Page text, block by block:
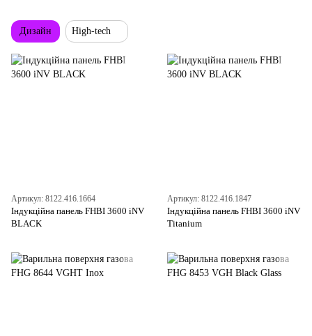
Дизайн High-tech
Артикул: 8122.416.1664
Індукційна панель FHBI 3600 iNV
BLACK
Артикул: 8122.416.1847
Індукційна панель FHBI 3600 iNV
Titanium